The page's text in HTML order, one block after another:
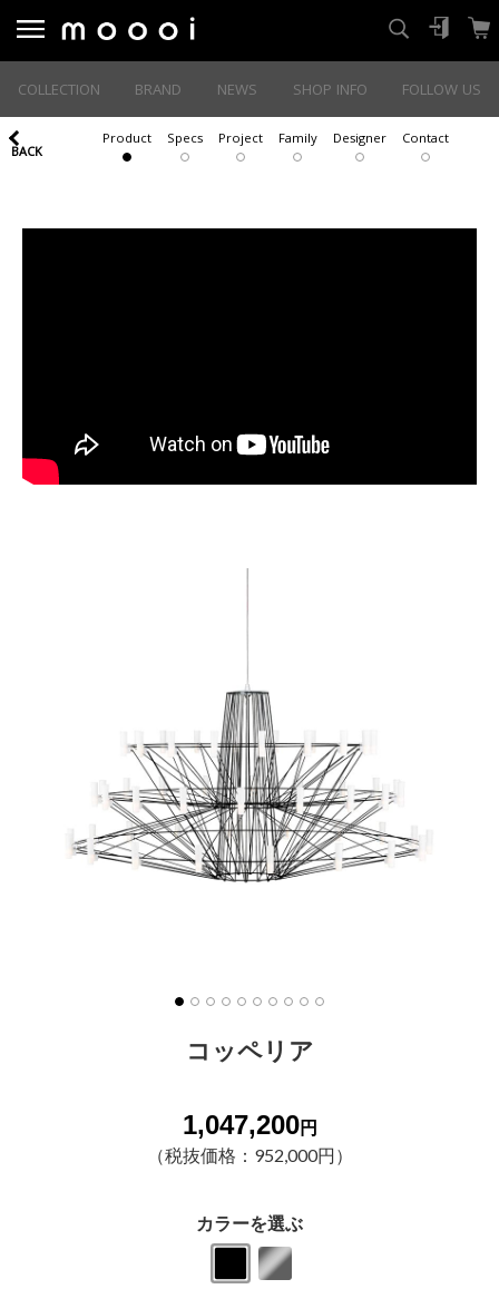
COLLECTION BRAND NEWS SHOP INFO FOLLOW US
BACK
Product Specs Project Family Designer Contact
コッペリア
1,047,200円
（税抜価格：952,000円）
カラーを選ぶ